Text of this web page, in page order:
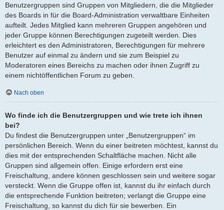
Benutzergruppen sind Gruppen von Mitgliedern, die die Mitglieder
des Boards in für die Board-Administration verwaltbare Einheiten
aufteilt. Jedes Mitglied kann mehreren Gruppen angehören und
jeder Gruppe können Berechtigungen zugeteilt werden. Dies
erleichtert es den Administratoren, Berechtigungen für mehrere
Benutzer auf einmal zu ändern und sie zum Beispiel zu
Moderatoren eines Bereichs zu machen oder ihnen Zugriff zu
einem nichtöffentlichen Forum zu geben.
Nach oben
Wo finde ich die Benutzergruppen und wie trete ich ihnen
bei?
Du findest die Benutzergruppen unter „Benutzergruppen“ im
persönlichen Bereich. Wenn du einer beitreten möchtest, kannst du
dies mit der entsprechenden Schaltfläche machen. Nicht alle
Gruppen sind allgemein offen. Einige erfordern erst eine
Freischaltung, andere können geschlossen sein und weitere sogar
versteckt. Wenn die Gruppe offen ist, kannst du ihr einfach durch
die entsprechende Funktion beitreten; verlangt die Gruppe eine
Freischaltung, so kannst du dich für sie bewerben. Ein